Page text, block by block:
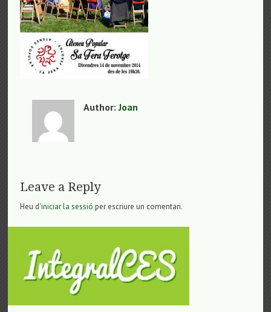
Author:Joan
Leave a Reply
Heu d'iniciar la sessió per escriure un comentari.